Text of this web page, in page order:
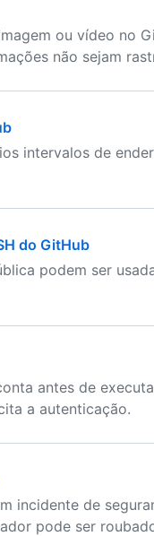
ou vídeo no
não sejam
intervalos de
do GitHub
podem ser
antes de
a autenticação.
incidente de
pode ser